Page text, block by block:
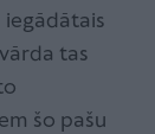
iegādātais
tas
šo pašu